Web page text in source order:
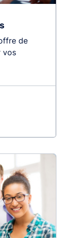
de
vos